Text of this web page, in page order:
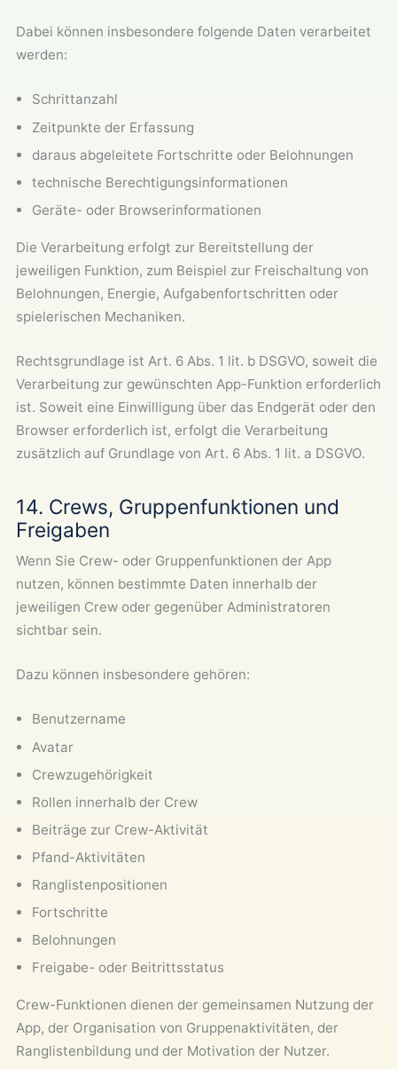
Dabei können insbesondere folgende Daten verarbeitet
werden:
Schrittanzahl
Zeitpunkte der Erfassung
daraus abgeleitete Fortschritte oder Belohnungen
technische Berechtigungsinformationen
Geräte- oder Browserinformationen
Die Verarbeitung erfolgt zur Bereitstellung der
jeweiligen Funktion, zum Beispiel zur Freischaltung von
Belohnungen, Energie, Aufgabenfortschritten oder
spielerischen Mechaniken.
Rechtsgrundlage ist Art. 6 Abs. 1 lit. b DSGVO, soweit die
Verarbeitung zur gewünschten App-Funktion erforderlich
ist. Soweit eine Einwilligung über das Endgerät oder den
Browser erforderlich ist, erfolgt die Verarbeitung
zusätzlich auf Grundlage von Art. 6 Abs. 1 lit. a DSGVO.
14. Crews, Gruppenfunktionen und
Freigaben
Wenn Sie Crew- oder Gruppenfunktionen der App
nutzen, können bestimmte Daten innerhalb der
jeweiligen Crew oder gegenüber Administratoren
sichtbar sein.
Dazu können insbesondere gehören:
Benutzername
Avatar
Crewzugehörigkeit
Rollen innerhalb der Crew
Beiträge zur Crew-Aktivität
Pfand-Aktivitäten
Ranglistenpositionen
Fortschritte
Belohnungen
Freigabe- oder Beitrittsstatus
Crew-Funktionen dienen der gemeinsamen Nutzung der
App, der Organisation von Gruppenaktivitäten, der
Ranglistenbildung und der Motivation der Nutzer.